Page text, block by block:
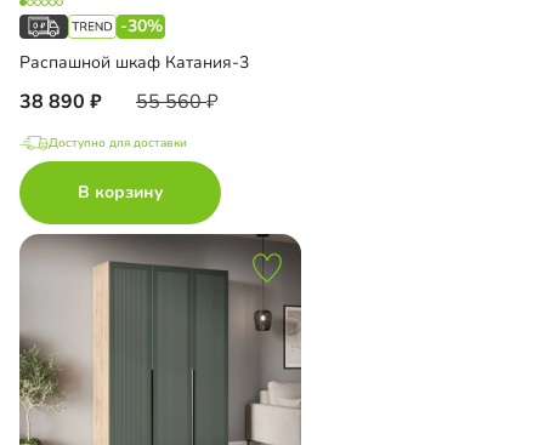
-30%
Распашной шкаф Катания-3
38 890 55 560
Доступно для доставки
В корзину